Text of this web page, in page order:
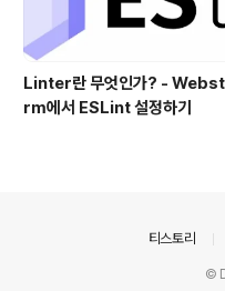
Linter란 무엇인가? -
rm에서 ESLint 설정하기
티스토리
©